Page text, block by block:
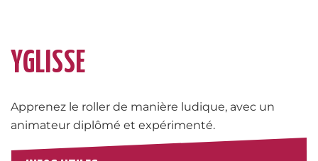
YGLISSE
Apprenez le roller de manière ludique, avec un
animateur diplômé et expérimenté.